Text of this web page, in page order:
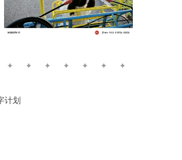
✦ ✦ ✦ ✦ ✦ ✦ ✦
计划